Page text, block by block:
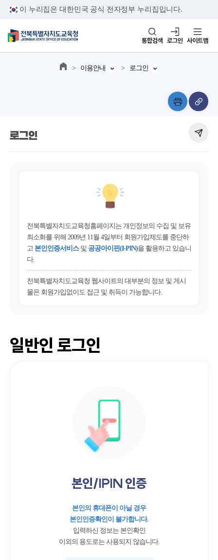
이 누리집은 대한민국 공식 전자정부 누리집입니다.
통합검색 로그인 사이트맵
이용안내 로그인
로그인
전북특별자치도교육청홈페이지는 개인정보의 수집 및 보유
최소화를 위해 2009년 11월 4일부터 회원가입제도를 중단하
고 본인인증서비스 및 공공아이핀(I-PIN)을 활용하고 있습니
다.
전북특별자치도교육청 웹사이트의 대부분의 정보 및 게시
물은 회원가입없이도 접근 및 취득이 가능합니다.
일반인 로그인
본인/IPIN 인증
본인의 휴대폰이 아닐 경우
본인인증확인이 불가합니다.
입력하신 정보는 본인확인
이외의 용도로는 사용되지 않습니다.